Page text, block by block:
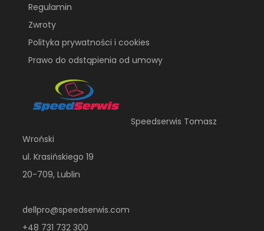
Regulamin
Zwroty
Polityka prywatności i cookies
Prawo do odstąpienia od umowy
Speedserwis Tomasz
Wroński
ul. Krasińskiego 19
20-709, Lublin
dellpro@speedserwis.com
+48 731 732 300